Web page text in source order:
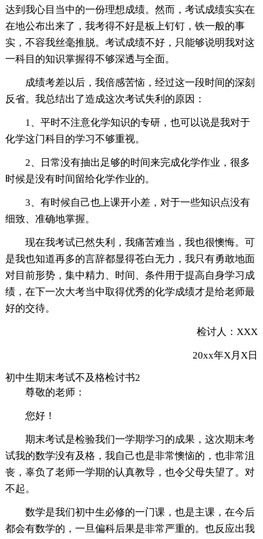
达到我心目当中的一份理想成绩。然而，考试成绩实实在
在地公布出来了，我考得不好是板上钉钉，铁一般的事
实，不容我丝毫推脱。考试成绩不好，只能够说明我对这
一科目的知识掌握得不够深透与全面。
成绩考差以后，我倍感苦恼，经过这一段时间的深刻
反省。我总结出了造成这次考试失利的原因：
1、平时不注意化学知识的专研，也可以说是我对于
化学这门科目的学习不够重视。
2、日常没有抽出足够的时间来完成化学作业，很多
时候是没有时间留给化学作业的。
3、有时候自己也上课开小差，对于一些知识点没有
细致、准确地掌握。
现在我考试已然失利，我痛苦难当，我也很懊悔。可
是我也知道再多的言辞都显得苍白无力，我只有勇敢地面
对目前形势，集中精力、时间、条件用于提高自身学习成
绩，在下一次大考当中取得优秀的化学成绩才是给老师最
好的交待。
检讨人：XXX
20xx年X月X日
初中生期末考试不及格检讨书2
尊敬的老师：
您好！
期末考试是检验我们一学期学习的成果，这次期末考
试我的数学没有及格，我自己也是非常懊恼的，也非常沮
丧，辜负了老师一学期的认真教导，也令父母失望了。对
不起。
数学是我们初中生必修的一门课，也是主课，在今后
都会有数学的，一旦偏科后果是非常严重的。也反应出我